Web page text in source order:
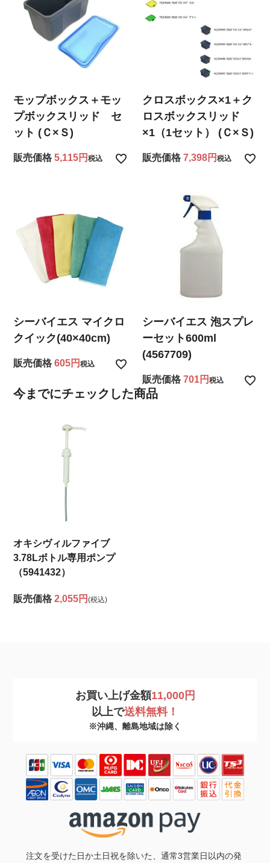
モップボックス＋モッ
プボックスリッド セ
ット (Ｃ×Ｓ)
販売価格 5,115 税込
クロスボックス×1＋ク
ロスボックスリッド
×1（1セット） (Ｃ×Ｓ)
販売価格 7,398 税込
シーバイエス マイクロ
クイック(40×40cm)
販売価格 605 税込
シーバイエス 泡スプレ
ーセット600ml
(4567709)
販売価格 701 税込
今までにチェックした商品
オキシヴィルファイブ
3.78Lボトル専用ポンプ
（5941432）
販売価格 2,055円(税込)
お買い上げ金額11,000円
以上で送料無料！
※沖縄、離島地域は除く
注文を受けた日か土日祝を除いた、通常3営業日以内の発